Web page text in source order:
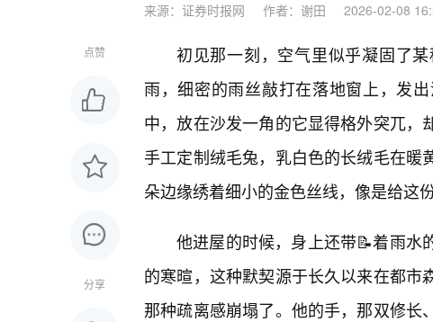
来源：证券时报网 作者：谢田 2026-02-08
点赞
分享
初见那一刻，空气里似乎凝固了
雨，细密的雨丝敲打在落地窗上，发
中，放在沙发一角的它显得格外突兀，
手工定制绒毛兔，乳白色的长绒毛在暖
朵边缘绣着细小的金色丝线，像是给这
他进屋的时候，身上还带📝着雨水
的寒暄，这种默契源于长久以来在都市
那种疏离感崩塌了。他的手，那双修